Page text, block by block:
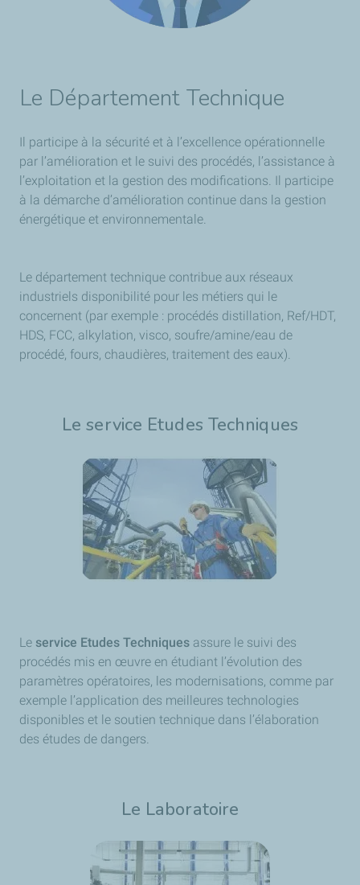
Le Département Technique
Il participe à la sécurité et à l’excellence opérationnelle
par l’amélioration et le suivi des procédés, l’assistance à
l’exploitation et la gestion des modifications. Il participe
à la démarche d’amélioration continue dans la gestion
énergétique et environnementale.
Le département technique contribue aux réseaux
industriels disponibilité pour les métiers qui le
concernent (par exemple : procédés distillation, Ref/HDT,
HDS, FCC, alkylation, visco, soufre/amine/eau de
procédé, fours, chaudières, traitement des eaux).
Le service Etudes Techniques
Le service Etudes Techniques assure le suivi des
procédés mis en œuvre en étudiant l’évolution des
paramètres opératoires, les modernisations, comme par
exemple l’application des meilleures technologies
disponibles et le soutien technique dans l’élaboration
des études de dangers.
Le Laboratoire